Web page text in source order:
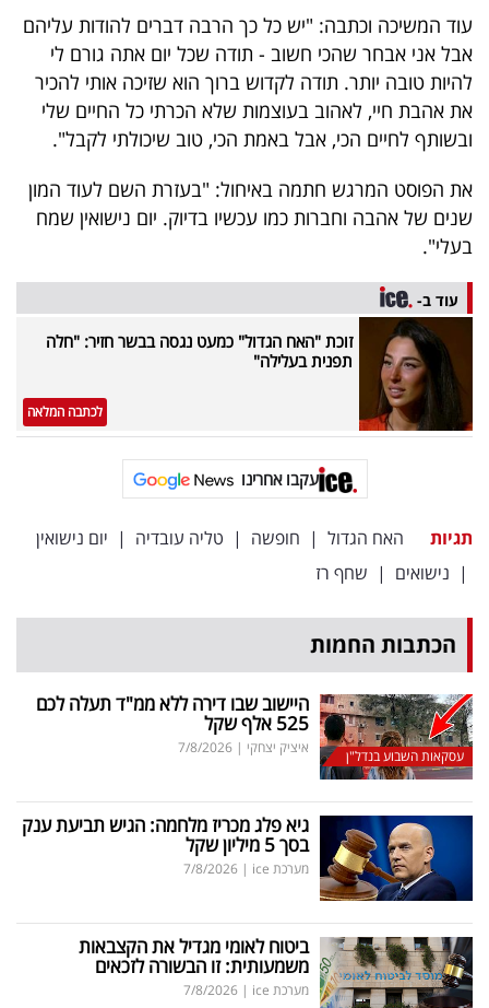
UNDER
40
שיתופי
דרושים
ניוזלטרים
מייל
אדום
פרסמו
באייס
עקבו
אחרינו:
עוד המשיכה וכתבה: "יש כל כך הרבה דברים להודות עליהם
אבל אני אבחר שהכי חשוב - תודה שכל יום אתה גורם לי
להיות טובה יותר. תודה לקדוש ברוך הוא שזיכה אותי להכיר
את אהבת חיי, לאהוב בעוצמות שלא הכרתי כל החיים שלי
ובשותף לחיים הכי, אבל באמת הכי, טוב שיכולתי לקבל".
את הפוסט המרגש חתמה באיחול: "בעזרת השם לעוד המון
שנים של אהבה וחברות כמו עכשיו בדיוק. יום נישואין שמח
בעלי".
עוד ב-
זוכת "האח הגדול" כמעט נגסה בבשר חזיר: "חלה
תפנית בעלילה"
לכתבה המלאה
עקבו אחרינו
תגיות האח הגדול | חופשה | טליה עובדיה | יום נישואין
| נישואים | שחף רז
הכתבות החמות
עסקאות השבוע בנדל"ן
היישוב שבו דירה ללא ממ"ד תעלה לכם
525 אלף שקל
איציק יצחקי |
7/8/2026
גיא פלג מכריז מלחמה: הגיש תביעת ענק
בסך 5 מיליון שקל
מערכת ice |
7/8/2026
ביטוח לאומי מגדיל את הקצבאות
משמעותית: זו הבשורה לזכאים
מערכת ice |
7/8/2026